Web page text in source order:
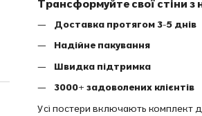
Трансформуйте свої стіни
Доставка протягом 3-5 днів
Надійне пакування
Швидка підтримка
3000+ задоволених клієнтів
Усі постери включають комплект